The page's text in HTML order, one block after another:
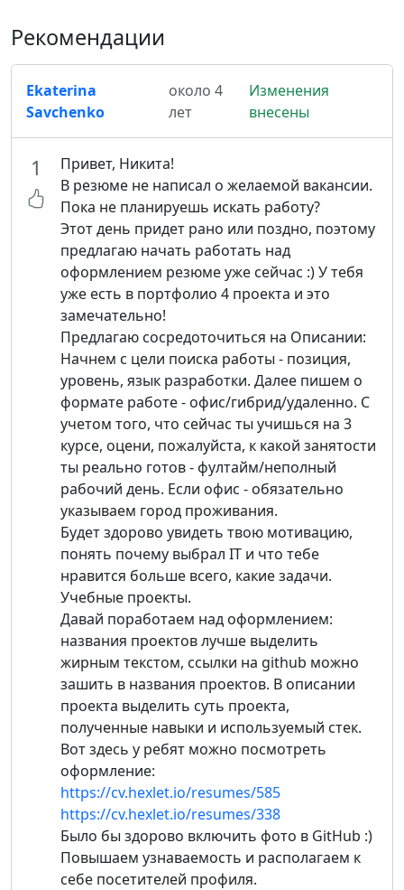
Рекомендации
Ekaterina
Savchenko
около 4
лет
Изменения
внесены
1
Привет, Никита!
В резюме не написал о желаемой вакансии.
Пока не планируешь искать работу?
Этот день придет рано или поздно, поэтому
предлагаю начать работать над
оформлением резюме уже сейчас :) У тебя
уже есть в портфолио 4 проекта и это
замечательно!
Предлагаю сосредоточиться на Описании:
Начнем с цели поиска работы - позиция,
уровень, язык разработки. Далее пишем о
формате работе - офис/гибрид/удаленно. С
учетом того, что сейчас ты учишься на 3
курсе, оцени, пожалуйста, к какой занятости
ты реально готов - фултайм/неполный
рабочий день. Если офис - обязательно
указываем город проживания.
Будет здорово увидеть твою мотивацию,
понять почему выбрал IT и что тебе
нравится больше всего, какие задачи.
Учебные проекты.
Давай поработаем над оформлением:
названия проектов лучше выделить
жирным текстом, ссылки на github можно
зашить в названия проектов. В описании
проекта выделить суть проекта,
полученные навыки и используемый стек.
Вот здесь у ребят можно посмотреть
оформление:
https://cv.hexlet.io/resumes/585
https://cv.hexlet.io/resumes/338
Было бы здорово включить фото в GitHub :)
Повышаем узнаваемость и располагаем к
себе посетителей профиля.